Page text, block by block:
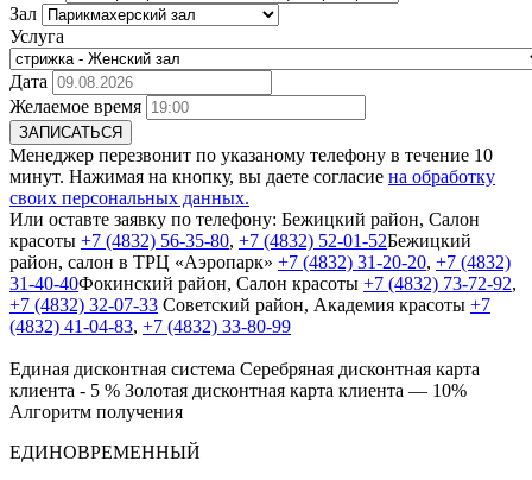
Зал
Услуга
Дата
Желаемое время
ЗАПИСАТЬСЯ
Менеджер перезвонит по указаному телефону в течение 10
минут. Нажимая на кнопку, вы даете согласие на обработку
своих персональных данных.
Или оставте заявку по телефону: Бежицкий район, Салон
красоты +7 (4832) 56-35-80, +7 (4832) 52-01-52Бежицкий
район, салон в ТРЦ «Аэропарк» +7 (4832) 31-20-20, +7 (4832)
31-40-40Фокинский район, Салон красоты +7 (4832) 73-72-92,
+7 (4832) 32-07-33 Cоветский район, Академия красоты +7
(4832) 41-04-83, +7 (4832) 33-80-99
Единая дисконтная система Серебряная дисконтная карта
клиента - 5 % Золотая дисконтная карта клиента — 10%
Алгоритм получения
ЕДИНОВРЕМЕННЫЙ